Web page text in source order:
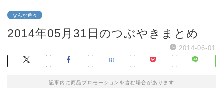
なんか色々
2014年05月31日のつぶやきまとめ
2014-06-01
記事内に商品プロモーションを含む場合があります